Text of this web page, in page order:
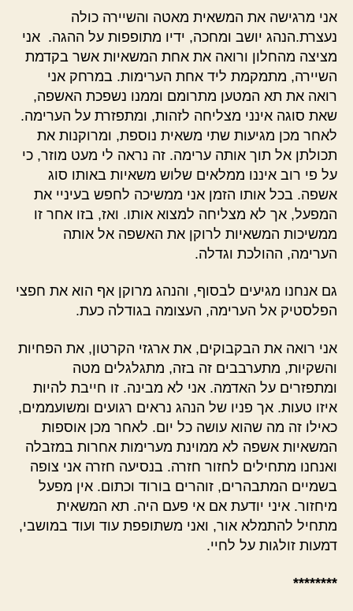
אני מרגישה את המשאית מאטה והשיירה כולה
נעצרת.הנהג יושב ומחכה, ידיו מתופפות על ההגה. אני
מציצה מהחלון ורואה את אחת המשאיות אשר בקדמת
השיירה, מתמקמת ליד אחת הערימות. במרחק אני
רואה את תא המטען מתרומם וממנו נשפכת האשפה,
שאת סוגה אינני מצליחה לזהות, ומתפזרת על הערימה.
לאחר מכן מגיעות שתי משאית נוספת, ומרוקנות את
תכולתן אל תוך אותה ערימה. זה נראה לי מעט מוזר, כי
על פי רוב איננו ממלאים שלוש משאיות באותו סוג
אשפה. בכל אותו הזמן אני ממשיכה לחפש בעיניי את
המפעל, אך לא מצליחה למצוא אותו. ואז, בזו אחר זו
ממשיכות המשאיות לרוקן את האשפה אל אותה
הערימה, ההולכת וגדלה.
גם אנחנו מגיעים לבסוף, והנהג מרוקן אף הוא את חפצי
הפלסטיק אל הערימה, העצומה בגודלה כעת.
אני רואה את הבקבוקים, את ארגזי הקרטון, את הפחיות
והשקיות, מתערבבים זה בזה, מתגלגלים מטה
ומתפזרים על האדמה. אני לא מבינה. זו חייבת להיות
איזו טעות. אך פניו של הנהג נראים רגועים ומשועממים,
כאילו זה מה שהוא עושה כל יום. לאחר מכן אוספות
המשאיות אשפה לא ממוינת מערימות אחרות במזבלה
ואנחנו מתחילים לחזור חזרה. בנסיעה חזרה אני צופה
בשמיים המתבהרים, זוהרים בורוד וכתום. אין מפעל
מיחזור. איני יודעת אם אי פעם היה. תא המשאית
מתחיל להתמלא אור, ואני משתופפת עוד ועוד במושבי,
דמעות זולגות על לחיי.
********